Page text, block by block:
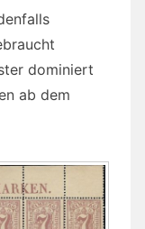
dominiert
ab dem